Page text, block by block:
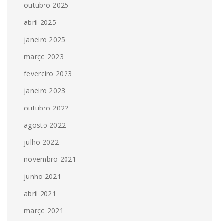
outubro 2025
abril 2025
janeiro 2025
março 2023
fevereiro 2023
janeiro 2023
outubro 2022
agosto 2022
julho 2022
novembro 2021
junho 2021
abril 2021
março 2021